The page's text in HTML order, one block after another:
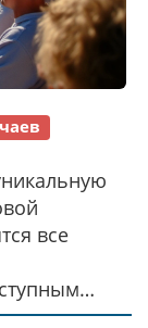
все